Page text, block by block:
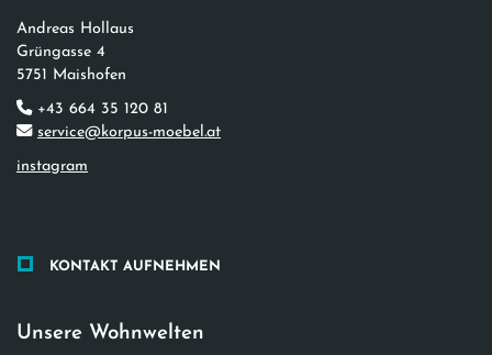
Andreas Hollaus​
Grüngasse 4
5751 Maishofen
+43 664 35 120 81
service@korpus-moebel.at
instagram
KONTAKT AUFNEHMEN
Unsere Wohnwelten